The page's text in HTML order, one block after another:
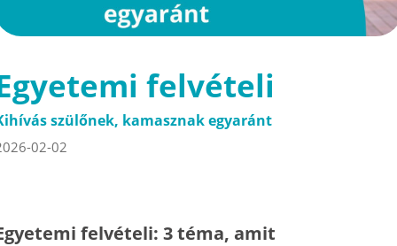
felvételi
szülőnek, kamasznak egyaránt
02-02
felvételi: 3 téma, amit